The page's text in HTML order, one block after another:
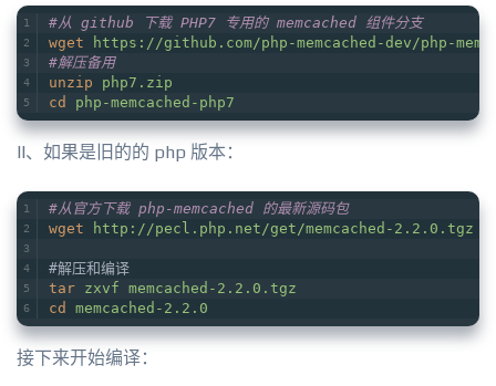
#从 github 下载 PHP7 专用的 memcached 组件分支
wget
https://github.com/php-memcached-dev/php-
#解压备用
unzip
php7.zip
cd
php-memcached-php7
II、如果是旧的的 php 版本：
#从官方下载 php-memcached 的最新源码包
wget
http://pecl.php.net/get/memcached-2.2.0.tgz
#解压和编译
tar zxvf memcached-2.2.0.tgz
cd
memcached-2.2.0
接下来开始编译：